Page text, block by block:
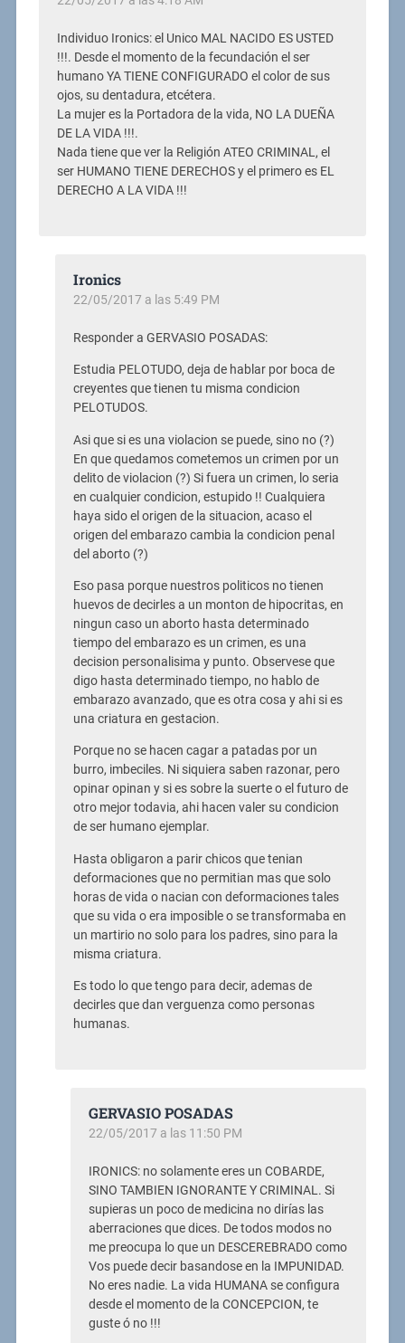
Individuo Ironics: el Unico MAL NACIDO ES USTED
!!!. Desde el momento de la fecundación el ser
humano YA TIENE CONFIGURADO el color de sus
ojos, su dentadura, etcétera.
La mujer es la Portadora de la vida, NO LA DUEÑA
DE LA VIDA !!!.
Nada tiene que ver la Religión ATEO CRIMINAL, el
ser HUMANO TIENE DERECHOS y el primero es EL
DERECHO A LA VIDA !!!
Ironics
22/05/2017 a las 5:49 PM
Responder a GERVASIO POSADAS:
Estudia PELOTUDO, deja de hablar por boca de
creyentes que tienen tu misma condicion
PELOTUDOS.
Asi que si es una violacion se puede, sino no (?)
En que quedamos cometemos un crimen por un
delito de violacion (?) Si fuera un crimen, lo seria
en cualquier condicion, estupido !! Cualquiera
haya sido el origen de la situacion, acaso el
origen del embarazo cambia la condicion penal
del aborto (?)
Eso pasa porque nuestros politicos no tienen
huevos de decirles a un monton de hipocritas, en
ningun caso un aborto hasta determinado
tiempo del embarazo es un crimen, es una
decision personalisima y punto. Observese que
digo hasta determinado tiempo, no hablo de
embarazo avanzado, que es otra cosa y ahi si es
una criatura en gestacion.
Porque no se hacen cagar a patadas por un
burro, imbeciles. Ni siquiera saben razonar, pero
opinar opinan y si es sobre la suerte o el futuro de
otro mejor todavia, ahi hacen valer su condicion
de ser humano ejemplar.
Hasta obligaron a parir chicos que tenian
deformaciones que no permitian mas que solo
horas de vida o nacian con deformaciones tales
que su vida o era imposible o se transformaba en
un martirio no solo para los padres, sino para la
misma criatura.
Es todo lo que tengo para decir, ademas de
decirles que dan verguenza como personas
humanas.
GERVASIO POSADAS
22/05/2017 a las 11:50 PM
IRONICS: no solamente eres un COBARDE,
SINO TAMBIEN IGNORANTE Y CRIMINAL. Si
supieras un poco de medicina no dirías las
aberraciones que dices. De todos modos no
me preocupa lo que un DESCEREBRADO como
Vos puede decir basandose en la IMPUNIDAD.
No eres nadie. La vida HUMANA se configura
desde el momento de la CONCEPCION, te
guste ó no !!!